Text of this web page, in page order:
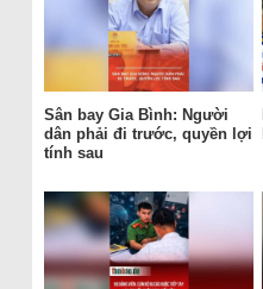
Sân bay Gia Bình: Người
dân phải đi trước, quyền lợi
tính sau